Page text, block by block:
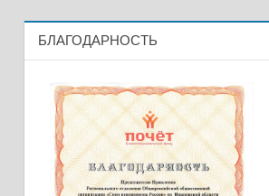
БЛАГОДАРНОСТЬ